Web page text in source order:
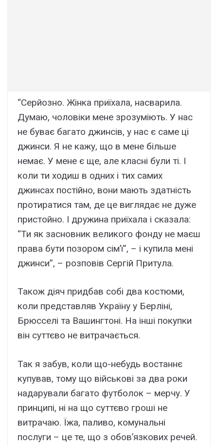
“Серйозно. Жінка приїхала, насварила.
Думаю, чоловіки мене зрозуміють. У нас
не буває багато джинсів, у нас є саме ці
джинси. Я не кажу, що в мене більше
немає. У мене є ще, але класні були ті. І
коли ти ходиш в одних і тих самих
джинсах постійно, вони мають здатність
протиратися там, де це виглядає не дуже
пристойно. І дружина приїхала і сказала:
“Ти як засновник великого фонду не маєш
права бути позором сім’ї”, – і купила мені
джинси”, – розповів Сергій Притула.
Також діяч придбав собі два костюми,
коли представляв Україну у Берліні,
Брюсселі та Вашингтоні. На інші покупки
він суттєво не витрачається.
Так я забув, коли що-небудь востаннє
купував, тому що військові за два роки
надарували багато футболок – мерчу. У
принципі, ні на що суттєво гроші не
витрачаю. Їжа, паливо, комунальні
послуги – це те, що з обов’язкових речей.